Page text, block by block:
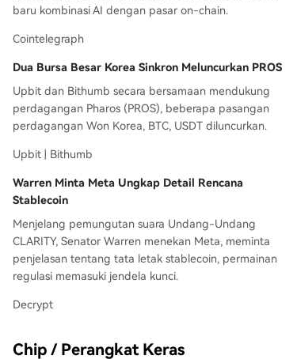
baru kombinasi AI dengan pasar on-chain.
Cointelegraph
Dua Bursa Besar Korea Sinkron Meluncurkan PROS
Upbit dan Bithumb secara bersamaan mendukung
perdagangan Pharos (PROS), beberapa pasangan
perdagangan Won Korea, BTC, USDT diluncurkan.
Upbit | Bithumb
Warren Minta Meta Ungkap Detail Rencana
Stablecoin
Menjelang pemungutan suara Undang-Undang
CLARITY, Senator Warren menekan Meta, meminta
penjelasan tentang tata letak stablecoin, permainan
regulasi memasuki jendela kunci.
Decrypt
Chip / Perangkat Keras